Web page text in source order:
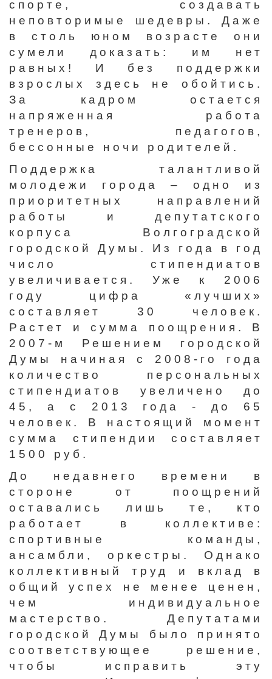
спорте, создавать
неповторимые шедевры. Даже
в столь юном возрасте они
сумели доказать: им нет
равных! И без поддержки
взрослых здесь не обойтись.
За кадром остается
напряженная работа
тренеров, педагогов,
бессонные ночи родителей.
Поддержка талантливой
молодежи города – одно из
приоритетных направлений
работы и депутатского
корпуса Волгоградской
городской Думы. Из года в год
число стипендиатов
увеличивается. Уже к 2006
году цифра «лучших»
составляет 30 человек.
Растет и сумма поощрения. В
2007-м Решением городской
Думы начиная с 2008-го года
количество персональных
стипендиатов увеличено до
45, а с 2013 года - до 65
человек. В настоящий момент
сумма стипендии составляет
1500 руб.
До недавнего времени в
стороне от поощрений
оставались лишь те, кто
работает в коллективе:
спортивные команды,
ансамбли, оркестры. Однако
коллективный труд и вклад в
общий успех не менее ценен,
чем индивидуальное
мастерство. Депутатами
городской Думы было принято
соответствующее решение,
чтобы исправить эту